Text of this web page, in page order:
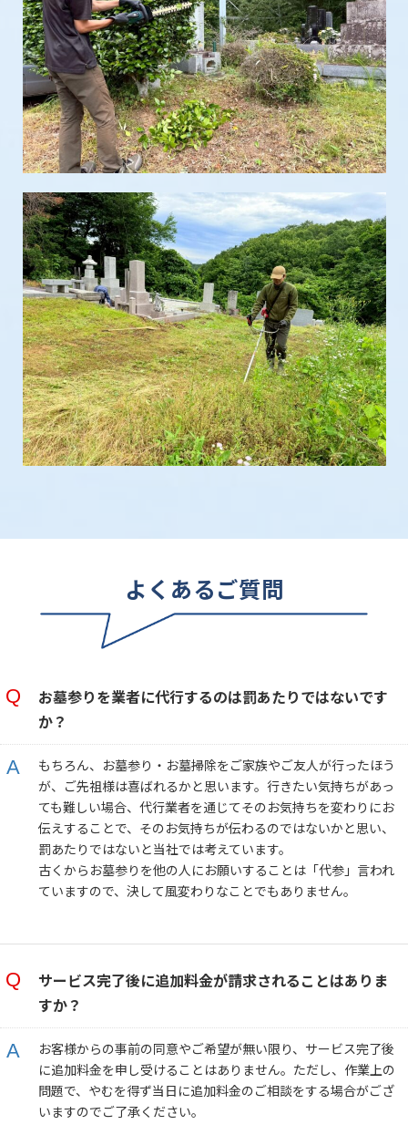
よくあるご質問
お墓参りを業者に代行するのは罰あたりではないです
か？
もちろん、お墓参り・お墓掃除をご家族やご友人が行ったほう
が、ご先祖様は喜ばれるかと思います。行きたい気持ちがあっ
ても難しい場合、代行業者を通じてそのお気持ちを変わりにお
伝えすることで、そのお気持ちが伝わるのではないかと思い、
罰あたりではないと当社では考えています。
古くからお墓参りを他の人にお願いすることは「代参」言われ
ていますので、決して風変わりなことでもありません。
サービス完了後に追加料金が請求されることはありま
すか？
お客様からの事前の同意やご希望が無い限り、サービス完了後
に追加料金を申し受けることはありません。ただし、作業上の
問題で、やむを得ず当日に追加料金のご相談をする場合がござ
いますのでご了承ください。